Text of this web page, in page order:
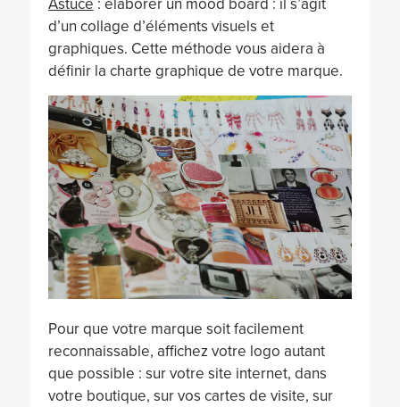
Astuce : élaborer un mood board : il s’agit
d’un collage d’éléments visuels et
graphiques. Cette méthode vous aidera à
définir la charte graphique de votre marque.
Pour que votre marque soit facilement
reconnaissable, affichez votre logo autant
que possible : sur votre site internet, dans
votre boutique, sur vos cartes de visite, sur